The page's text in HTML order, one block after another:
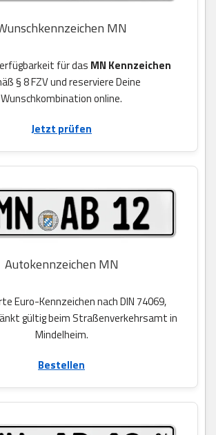
MN
für das MN Kennzeichen
§ 8 FZV und reserviere Deine
Wunschkombination online.
Jetzt prüfen
Autokennzeichen MN
Euro-Kennzeichen nach DIN 74069,
gültig beim Straßenverkehrsamt in
Mindelheim.
Bestellen